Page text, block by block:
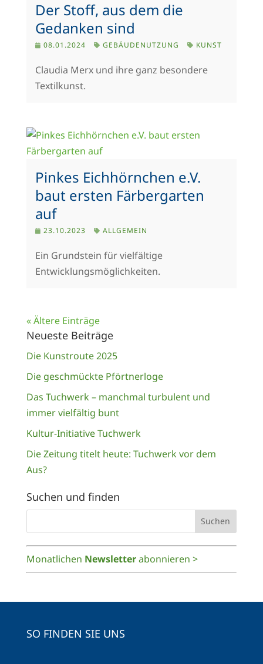
Der Stoff, aus dem die
Gedanken sind
08.01.2024 GEBÄUDENUTZUNG KUNST
Claudia Merx und ihre ganz besondere
Textilkunst.
Pinkes Eichhörnchen e.V.
baut ersten Färbergarten
auf
23.10.2023 ALLGEMEIN
Ein Grundstein für vielfältige
Entwicklungsmöglichkeiten.
« Ältere Einträge
Neueste Beiträge
Die Kunstroute 2025
Die geschmückte Pförtnerloge
Das Tuchwerk – manchmal turbulent und
immer vielfältig bunt
Kultur-Initiative Tuchwerk
Die Zeitung titelt heute: Tuchwerk vor dem
Aus?
Suchen und finden
Monatlichen Newsletterabonnieren >
SO FINDEN SIE UNS